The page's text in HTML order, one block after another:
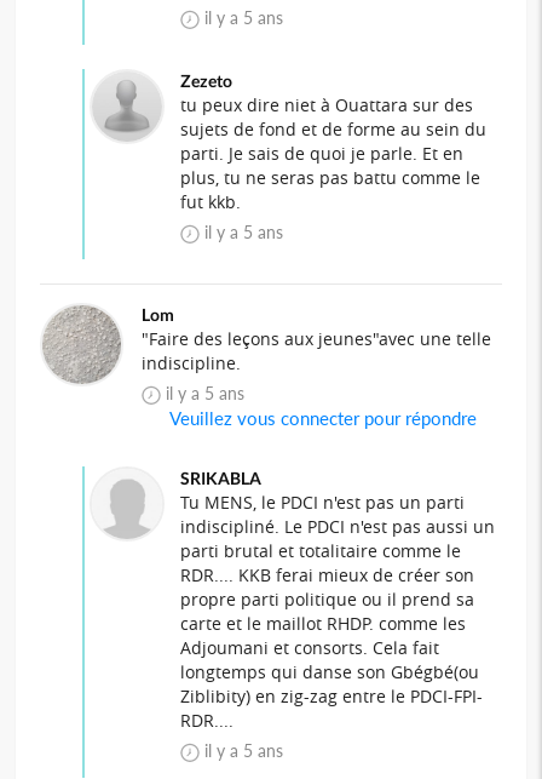
il y a 5 ans
Zezeto
tu peux dire niet à Ouattara sur des
sujets de fond et de forme au sein du
parti. Je sais de quoi je parle. Et en
plus, tu ne seras pas battu comme le
fut kkb.
il y a 5 ans
Lom
"Faire des leçons aux jeunes"avec une telle
indiscipline.
il y a 5 ans
Veuillez vous connecter pour répondre
SRIKABLA
Tu MENS, le PDCI n'est pas un parti
indiscipliné. Le PDCI n'est pas aussi un
parti brutal et totalitaire comme le
RDR.... KKB ferai mieux de créer son
propre parti politique ou il prend sa
carte et le maillot RHDP. comme les
Adjoumani et consorts. Cela fait
longtemps qui danse son Gbégbé(ou
Ziblibity) en zig-zag entre le PDCI-FPI-
RDR....
il y a 5 ans